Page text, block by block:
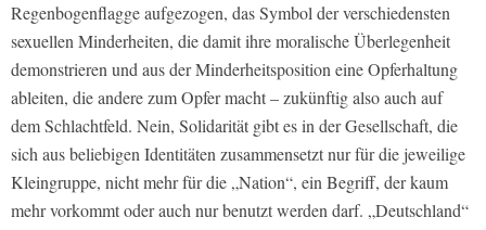
Regenbogenflagge aufgezogen, das Symbol der verschiedensten
sexuellen Minderheiten, die damit ihre moralische Überlegenheit
demonstrieren und aus der Minderheitsposition eine Opferhaltung
ableiten, die andere zum Opfer macht – zukünftig also auch auf
dem Schlachtfeld. Nein, Solidarität gibt es in der Gesellschaft, die
sich aus beliebigen Identitäten zusammensetzt nur für die jeweilige
Kleingruppe, nicht mehr für die „Nation“, ein Begriff, der kaum
mehr vorkommt oder auch nur benutzt werden darf. „Deutschland“